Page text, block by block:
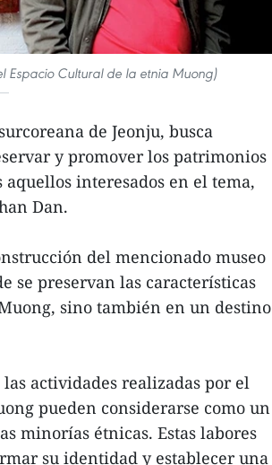
Espacio Cultural de la etnia Muong)
de Jeonju, busca
y promover los patrimonios
interesados en el tema,
Dan.
del mencionado museo
se preservan las características
sino también en un destino
actividades realizadas por el
pueden considerarse como un
minorías étnicas. Estas labores
su identidad y establecer una